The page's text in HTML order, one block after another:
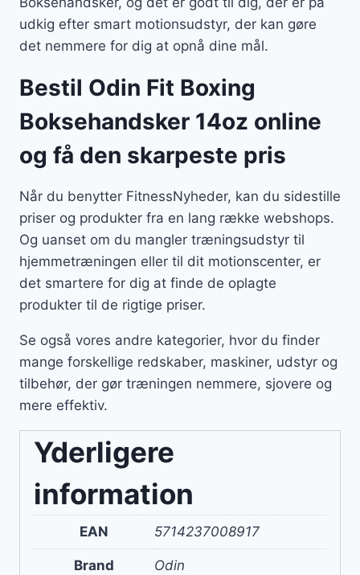
udkig efter smart motionsudstyr, der kan gøre
det nemmere for dig at opnå dine mål.
Bestil Odin Fit Boxing
Boksehandsker 14oz online
og få den skarpeste pris
Når du benytter FitnessNyheder, kan du sidestille
priser og produkter fra en lang række webshops.
Og uanset om du mangler træningsudstyr til
hjemmetræningen eller til dit motionscenter, er
det smartere for dig at finde de oplagte
produkter til de rigtige priser.
Se også vores andre kategorier, hvor du finder
mange forskellige redskaber, maskiner, udstyr og
tilbehør, der gør træningen nemmere, sjovere og
mere effektiv.
Yderligere
information
EAN 5714237008917
Brand Odin